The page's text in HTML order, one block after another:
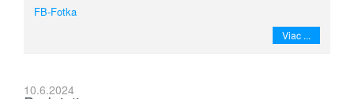
FB-Fotka
Viac ...
10.6.2024